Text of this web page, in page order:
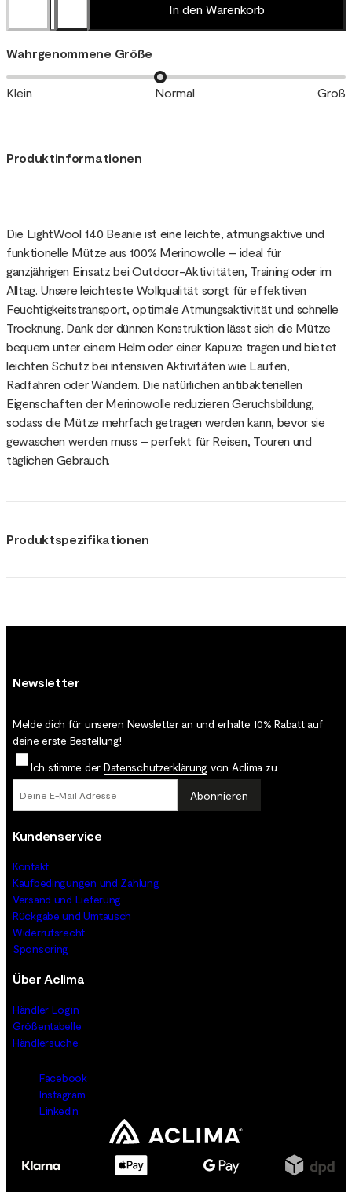
In den Warenkorb
Wahrgenommene Größe
Klein Normal Groß
Produktinformationen
Die LightWool 140 Beanie ist eine leichte, atmungsaktive und
funktionelle Mütze aus 100% Merinowolle – ideal für
ganzjährigen Einsatz bei Outdoor-Aktivitäten, Training oder im
Alltag. Unsere leichteste Wollqualität sorgt für effektiven
Feuchtigkeitstransport, optimale Atmungsaktivität und schnelle
Trocknung. Dank der dünnen Konstruktion lässt sich die Mütze
bequem unter einem Helm oder einer Kapuze tragen und bietet
leichten Schutz bei intensiven Aktivitäten wie Laufen,
Radfahren oder Wandern. Die natürlichen antibakteriellen
Eigenschaften der Merinowolle reduzieren Geruchsbildung,
sodass die Mütze mehrfach getragen werden kann, bevor sie
gewaschen werden muss – perfekt für Reisen, Touren und
täglichen Gebrauch.
Produktspezifikationen
Newsletter
Melde dich für unseren Newsletter an und erhalte 10% Rabatt auf
deine erste Bestellung!
Ich stimme der Datenschutz­erklärung von Aclima zu.
Abonnieren
Kundenservice
Kontakt
Kaufbedingungen und Zahlung
Versand und Lieferung
Rückgabe und Umtausch
Widerrufsrecht
Sponsoring
Über Aclima
Händler Login
Größentabelle
Händlersuche
Facebook
Instagram
LinkedIn